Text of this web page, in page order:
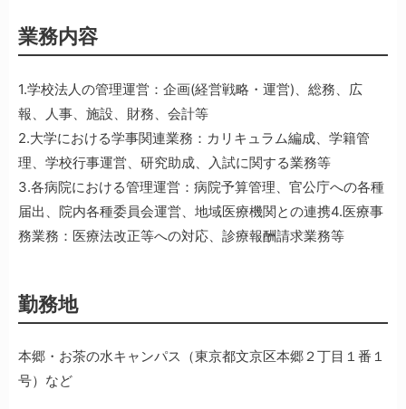
業務内容
1.学校法人の管理運営：企画(経営戦略・運営)、総務、広
報、人事、施設、財務、会計等
2.大学における学事関連業務：カリキュラム編成、学籍管
理、学校行事運営、研究助成、入試に関する業務等
3.各病院における管理運営：病院予算管理、官公庁への各種
届出、院内各種委員会運営、地域医療機関との連携4.医療事
務業務：医療法改正等への対応、診療報酬請求業務等
勤務地
本郷・お茶の水キャンパス（東京都文京区本郷２丁目１番１
号）など